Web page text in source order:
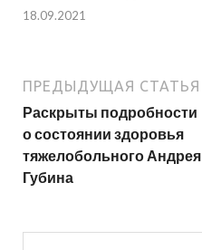
18.09.2021
ПРЕДЫДУЩАЯ СТАТЬЯ
Раскрыты подробности
о состоянии здоровья
тяжелобольного Андрея
Губина